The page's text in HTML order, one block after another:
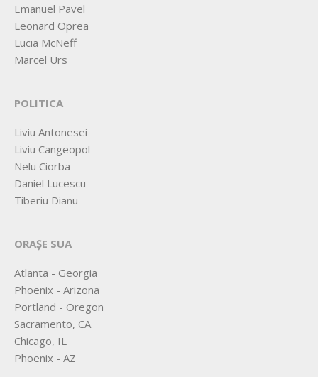
Emanuel Pavel
Leonard Oprea
Lucia McNeff
Marcel Urs
POLITICA
Liviu Antonesei
Liviu Cangeopol
Nelu Ciorba
Daniel Lucescu
Tiberiu Dianu
ORAȘE SUA
Atlanta - Georgia
Phoenix - Arizona
Portland - Oregon
Sacramento, CA
Chicago, IL
Phoenix - AZ